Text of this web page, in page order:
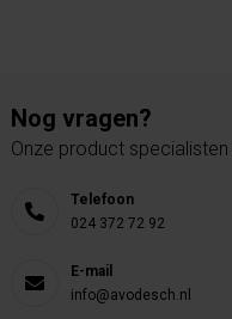
Nog vragen?
Onze product
Telefoon
024 372 72 92
E-mail
info@avodesch.nl